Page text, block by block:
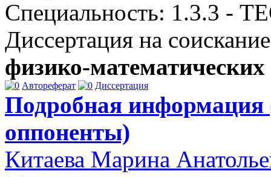
Специальность: 1.3.3
Диссертация на
физико-математических
Автореферат Диссертация
Подробная
оппоненты)
Китаева Марина